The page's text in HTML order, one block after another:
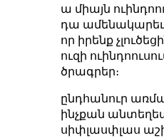
ա միայն
դա
որ իրենք
ուզի
ծրագրեր։
ընդհանուր
ինչքան
սիփլասփլաս